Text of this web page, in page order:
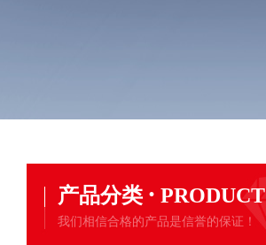
产品分类 · PRODUCT
我们相信合格的产品是信誉的保证！